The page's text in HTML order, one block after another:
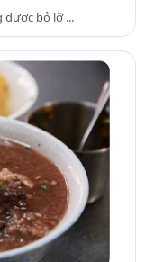
được bỏ lỡ ...